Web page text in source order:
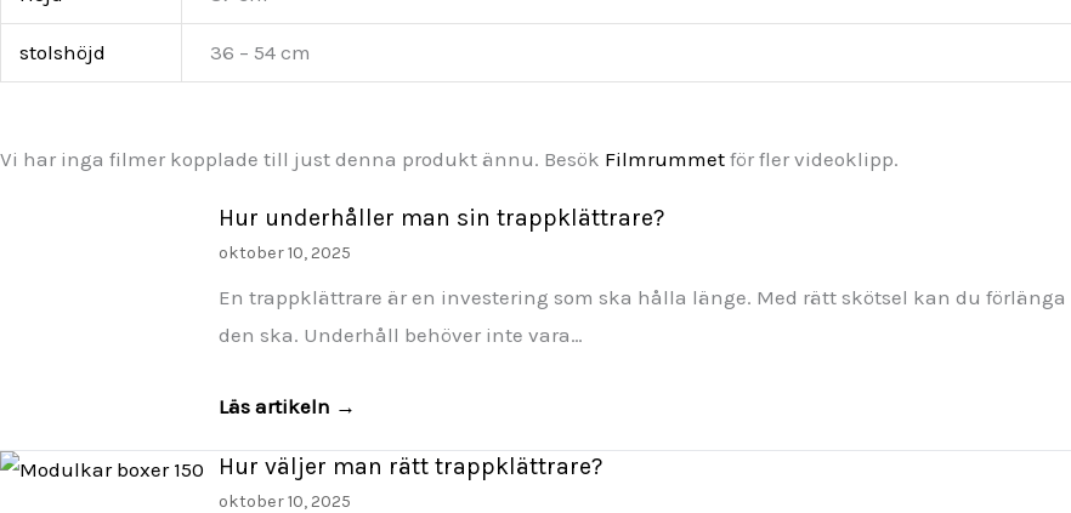
stolshöjd 36 – 54 cm
Vi har inga filmer kopplade till just denna produkt ännu. Besök Filmrummet för fler videoklipp.
Hur underhåller man sin trappklättrare?
oktober 10, 2025
En trappklättrare är en investering som ska hålla länge. Med rätt skötsel kan du
den ska. Underhåll behöver inte vara…
Läs artikeln →
Hur väljer man rätt trappklättrare?
oktober 10, 2025